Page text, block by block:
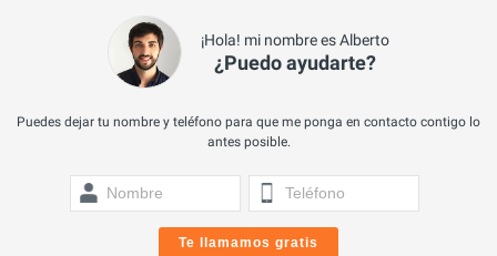
¡Hola! mi nombre es Alberto
¿Puedo ayudarte?
Puedes dejar tu nombre y teléfono para que me ponga en contacto contigo lo
antes posible.
Te llamamos gratis